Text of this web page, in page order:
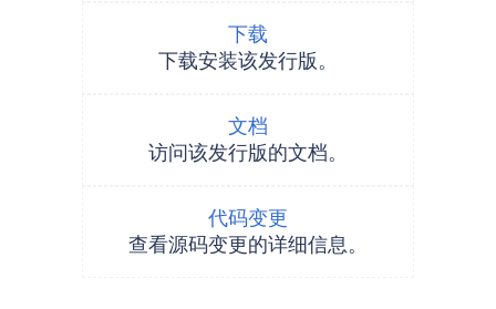
下载
下载安装该发行版。
文档
访问该发行版的文档。
代码变更
查看源码变更的详细信息。